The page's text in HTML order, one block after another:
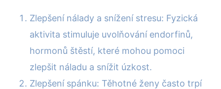
Zlepšení nálady a snížení stresu: Fyzická
aktivita stimuluje uvolňování endorfinů,
hormonů štěstí, které mohou pomoci
zlepšit náladu a snížit úzkost.
Zlepšení spánku: Těhotné ženy často trpí